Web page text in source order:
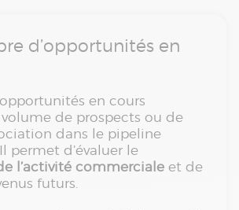
d’opportunités en
en cours
de prospects ou de
dans le pipeline
permet d’évaluer le
l’activité commerciale et de
futurs.